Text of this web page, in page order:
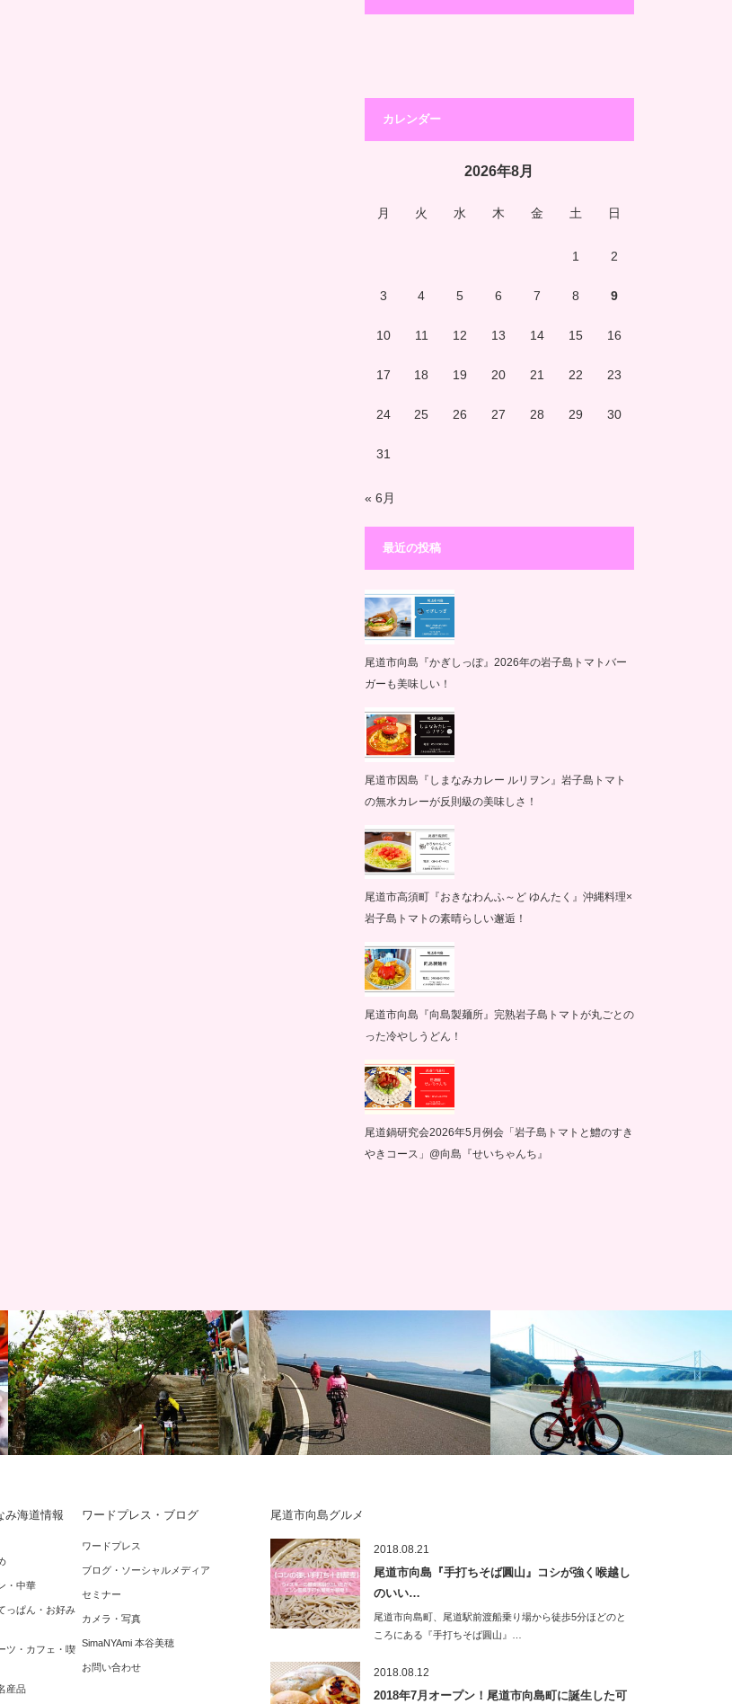
カレンダー
2026年8月
月 火 水 木 金 土 日
1 2
3 4 5 6 7 8 9
10 11 12 13 14 15 16
17 18 19 20 21 22 23
24 25 26 27 28 29 30
31
« 6月
最近の投稿
尾道市向島『かぎしっぽ』2026年の岩子島トマトバー
ガーも美味しい！
尾道市因島『しまなみカレー ルリヲン』岩子島トマト
の無水カレーが反則級の美味しさ！
尾道市高須町『おきなわんふ～ど ゆんたく』沖縄料理×
岩子島トマトの素晴らしい邂逅！
尾道市向島『向島製麺所』完熟岩子島トマトが丸ごとの
った冷やしうどん！
尾道鍋研究会2026年5月例会「岩子島トマトと鱧のすき
やきコース」@向島『せいちゃんち』
RED BULL HOLY RIDE 2016 大迫力の
マウンテンバイクダウンヒ…
とびしま海道サイクリング 復路編：呉
市川尻～大崎下島南部周遊～岡村島 約
40km…
み海道に浮かぶ尾道因島、自転車の神様
尾道市向島グルメ
2018.08.21
尾道市向島『手打ちそば圓山』コシが強く喉越し
のいい…
尾道市向島町、尾道駅前渡船乗り場から徒歩5分ほどのと
ころにある『手打ちそば圓山』…
2018.08.12
2018年7月オープン！尾道市向島町に誕生した可
み海道情報
・中華
っぱん・お好み
ツ・カフェ・喫
産品
ワードプレス・ブログ
ワードプレス
ブログ・ソーシャルメディア
セミナー
カメラ・写真
SimaNYAmi 本谷美穂
お問い合わせ